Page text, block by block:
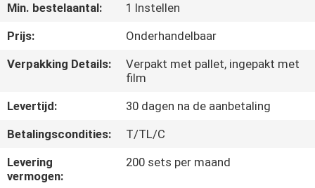
NEEM
CONTACT
MET
OP
NIEUWS
Min. bestelaantal:
1 Instellen
Prijs:
Onderhandelbaar
Verpakking Details:
Verpakt met pallet, ingepakt met
film
Levertijd:
30 dagen na de aanbetaling
Betalingscondities:
T/TL/C
Levering
vermogen:
200 sets per maand